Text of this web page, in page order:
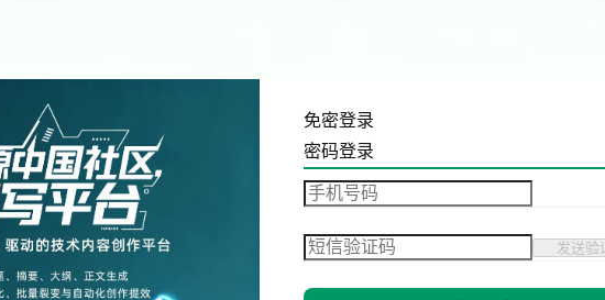
免密登录
密码登录
发送验